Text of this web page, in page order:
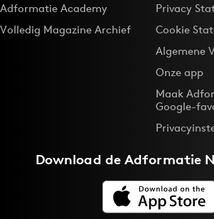
Adformatie Academy
Volledig Magazine Archief
Privacy
Cookie
Algemene
Onze app
Maak
Google-
Download deAdformatie